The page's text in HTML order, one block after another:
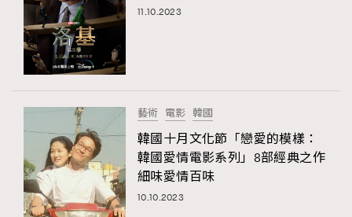
AFrenchMind
EmpowerF
FashionWeek FigaroAesthetic
11.10.2023
藝術 電影 韓國
韓國十月文化節「戀愛的模樣：
韓國愛情電影系列」8部經典之作
細味愛情百味
10.10.2023